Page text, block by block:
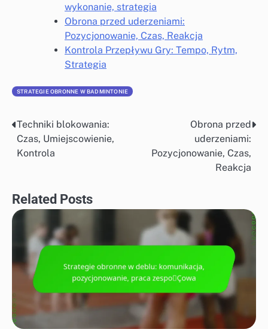
wykonanie, strategia
Obrona przed uderzeniami:
Pozycjonowanie, Czas, Reakcja
Kontrola Przepływu Gry: Tempo, Rytm,
Strategia
STRATEGIE OBRONNE W BADMINTONIE
Post
navigation
Techniki blokowania:
Czas, Umiejscowienie,
Kontrola
Obrona przed
uderzeniami:
Pozycjonowanie, Czas,
Reakcja
Related Posts